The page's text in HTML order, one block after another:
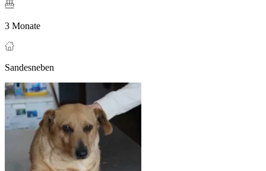
3 Monate
Sandesneben